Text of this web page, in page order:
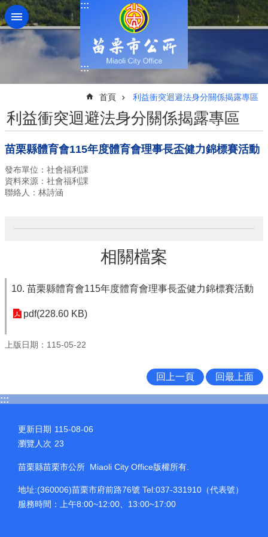
跳到主要內容區塊
:::
:::
首頁 利益衝突迴避法身分關係揭露專區
利益衝突迴避法身分關係揭露專區
苗栗縣體育會115年度體育會理事長盃健力錦標賽活動
發布單位：社會福利課
資料來源：社會福利課
聯絡人：林詩涵
相關檔案
10. 苗栗縣體育會115年度體育會理事長盃健力錦標賽活動
pdf(228.60 KB)
上版日期：115-05-22
回上一頁 回最上面
:::
更新日期 115-08-06
瀏覽人次 23
苗栗縣苗栗市公所 Miaoli City Office版權所有.
地址:(360006)苗栗市府前路76號 Tel:037-331910（代表號）
服務時間：上午8:00~12:00、13:00~17:00